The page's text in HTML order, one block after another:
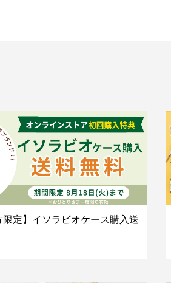
限定】イソラビオケース購入送